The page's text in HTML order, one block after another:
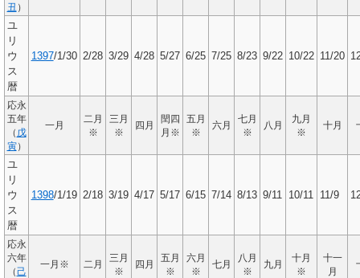
丑 ）
ユ
リ
ウ
ス
暦
1397/1/30 2/28 3/29 4/28 5/27 6/25 7/25 8/23 9/22 10/22 11/20
応永
五年
（ 戊
寅）
一月
二月
※
三月
※
四月
閏四
月※
五月
※
六月
七月
※
八月
九月
※
十月
ユ
リ
ウ
ス
暦
1398/1/19 2/18 3/19 4/17 5/17 6/15 7/14 8/13 9/11 10/11 11/9
応永
六年
（己
一月※ 二月
三月
※
四月
五月
※
六月
※
七月
八月
※
九月
十月
※
十一
月